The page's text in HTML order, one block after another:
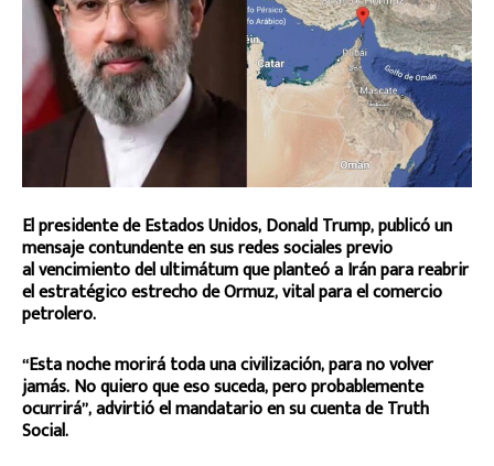
El presidente de Estados Unidos, Donald Trump, publicó un
mensaje contundente en sus redes sociales previo
al vencimiento del ultimátum que planteó a Irán para reabrir
el estratégico estrecho de Ormuz, vital para el comercio
petrolero.
“Esta noche morirá toda una civilización, para no volver
jamás. No quiero que eso suceda, pero probablemente
ocurrirá”, advirtió el mandatario en su cuenta de Truth
Social.